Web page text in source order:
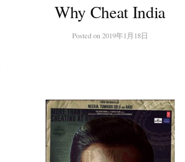
Why Cheat India
Posted on 2019年1月18日